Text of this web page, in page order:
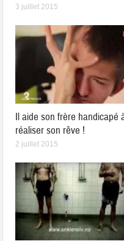
3 juillet 2015
Il aide son frère handicapé
réaliser son rêve !
2 juillet 2015